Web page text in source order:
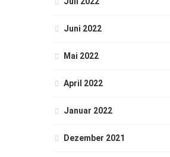
Juni 2022
Mai 2022
April 2022
Januar 2022
Dezember 2021